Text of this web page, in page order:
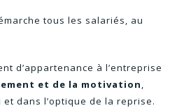
tous les salariés, au
d’appartenance à l’entreprise
et de la motivation,
dans l’optique de la reprise.